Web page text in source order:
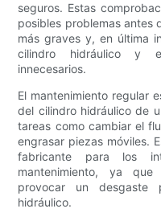
seguros. Estas
posibles problemas antes
más graves y, en última
cilindro hidráulico y
innecesarios.
El mantenimiento regular
del cilindro hidráulico de
tareas como cambiar el
engrasar piezas móviles.
fabricante para los
mantenimiento, ya
provocar un desgaste
hidráulico.